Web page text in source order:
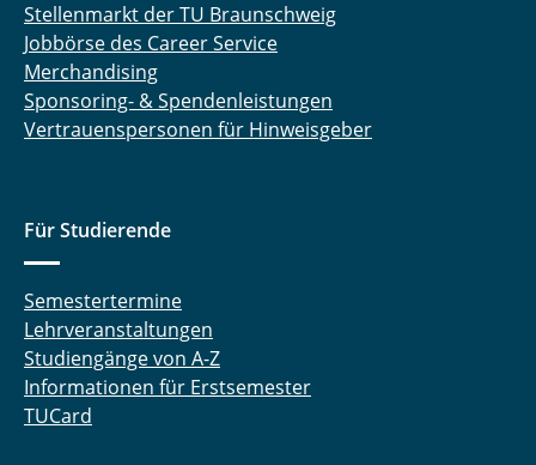
Stellenmarkt der TU Braunschweig
Jobbörse des Career Service
Merchandising
Sponsoring- & Spendenleistungen
Vertrauenspersonen für Hinweisgeber
Für Studierende
Semestertermine
Lehrveranstaltungen
Studiengänge von A-Z
Informationen für Erstsemester
TUCard